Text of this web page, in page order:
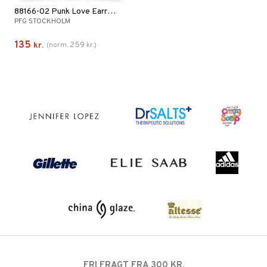
88166-02 Punk Love Earrings
PFG STOCKHOLM
135 kr. (norm. 259 kr.)